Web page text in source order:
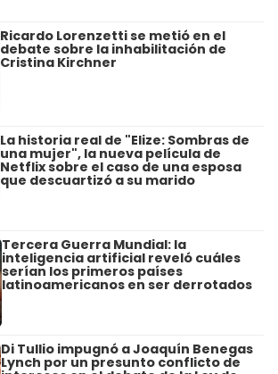
Ricardo Lorenzetti se metió en el
debate sobre la inhabilitación de
Cristina Kirchner
La historia real de "Elize: Sombras de
una mujer", la nueva película de
Netflix sobre el caso de una esposa
que descuartizó a su marido
Tercera Guerra Mundial: la
inteligencia artificial reveló cuáles
serían los primeros países
latinoamericanos en ser derrotados
Di Tullio impugnó a Joaquín Benegas
Lynch por un presunto conflicto de